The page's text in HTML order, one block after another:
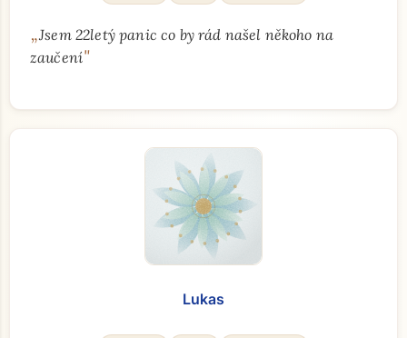
„Jsem 22letý panic co by rád našel někoho na
zaučení"
Lukas